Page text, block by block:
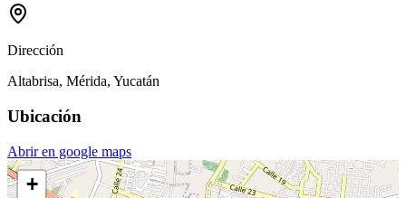
Dirección
Altabrisa, Mérida, Yucatán
Ubicación
Abrir en google maps
+